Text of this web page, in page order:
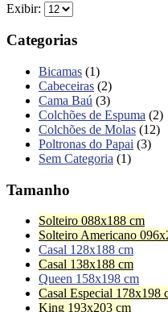
Exibir:
Categorias
Bicamas (1)
Cabeceiras (2)
Cama Baú (3)
Colchões de Espuma (2)
Colchões de Molas (12)
Poltronas do Papai (3)
Sem Categoria (1)
Tamanho
Solteiro 088x188 cm
Solteiro Americano
Casal 128x188 cm
Casal 138x188 cm
Queen 158x198 cm
Casal Especial 178x198
King 193x203 cm